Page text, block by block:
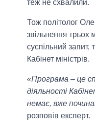
теж не схвалили.
Тож політолог
звільнення трьох
суспільний запит,
Кабінет міністрів.
«Програма – це
діяльності
немає, вже
розповів експерт.